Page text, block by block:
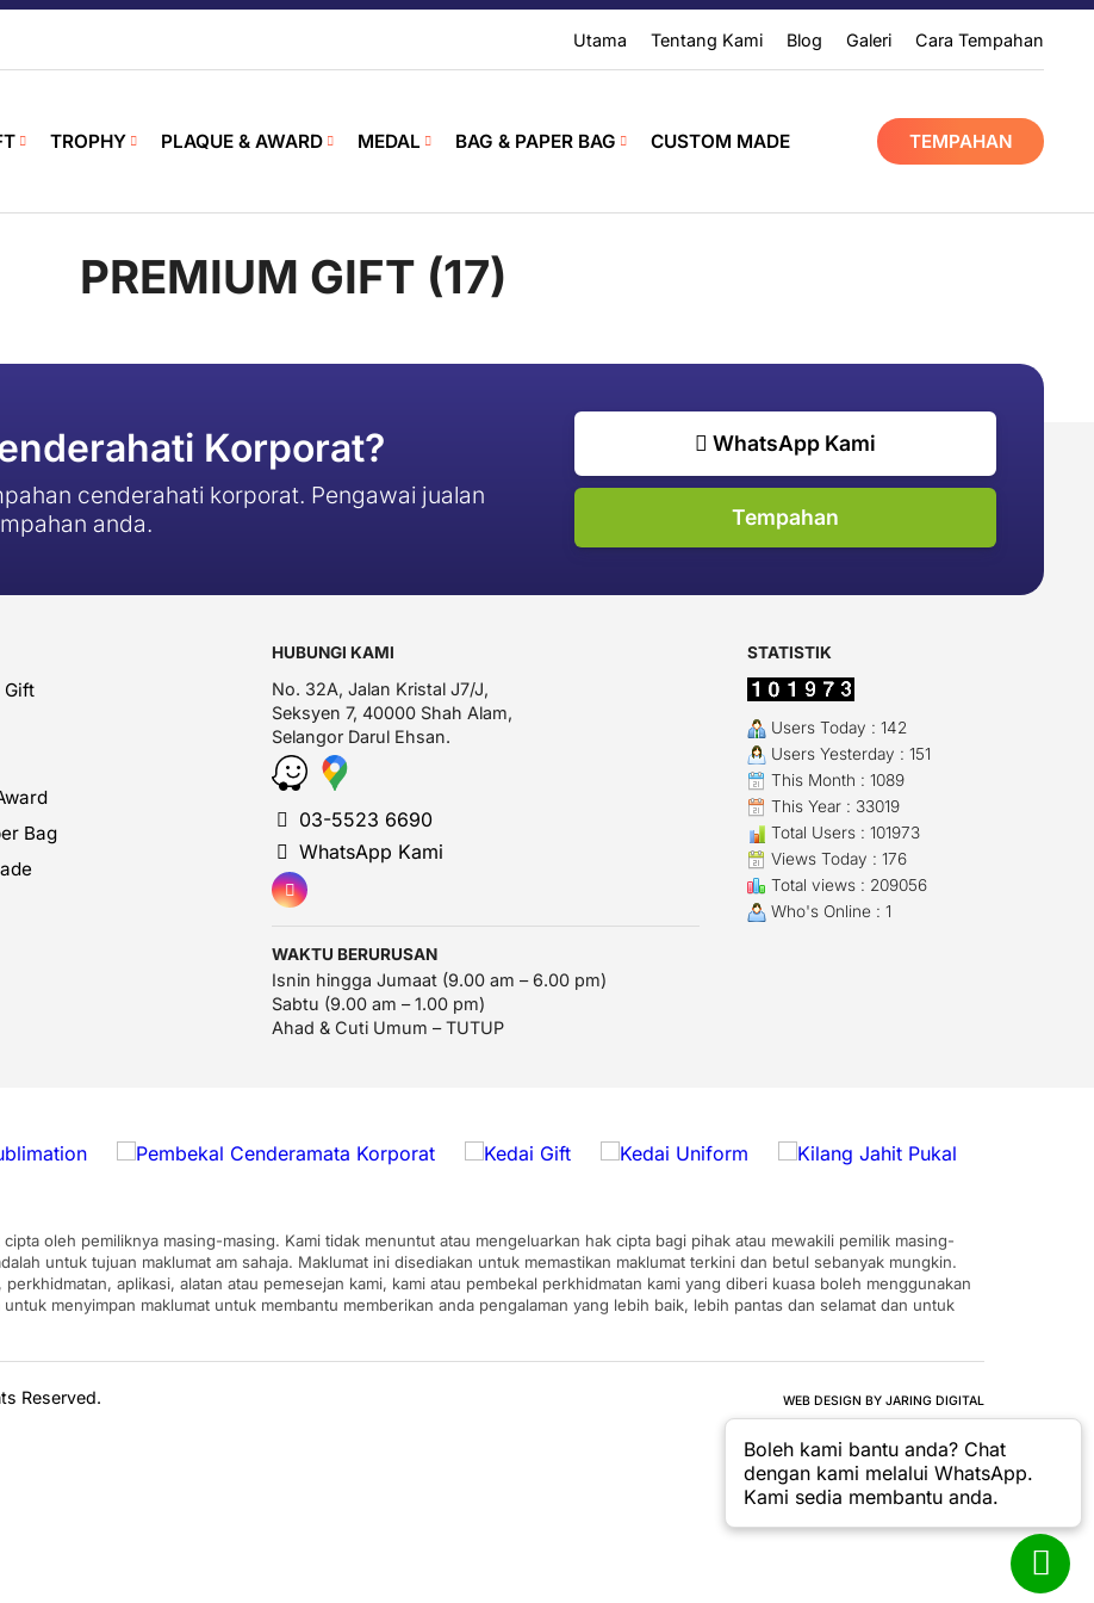
Utama Tentang Kami Blog Galeri Cara Tempahan
TROPHY PLAQUE & AWARD MEDAL BAG & PAPER BAG CUSTOM MADE TEMPAHAN
PREMIUM GIFT (17)
Korporat?
cenderahati korporat. Pengawai jualan
anda.
WhatsApp Kami
Tempahan
Gift
Bag
HUBUNGI KAMI
No. 32A, Jalan Kristal J7/J,
Seksyen 7, 40000 Shah Alam,
Selangor Darul Ehsan.
03-5523 6690
WhatsApp Kami
WAKTU BERURUSAN
Isnin hingga Jumaat (9.00 am – 6.00 pm)
Sabtu (9.00 am – 1.00 pm)
Ahad & Cuti Umum – TUTUP
STATISTIK
Users Today : 142
Users Yesterday : 151
This Month : 1089
This Year : 33019
Total Users : 101973
Views Today : 176
Total views : 209056
Who's Online : 1
oleh pemiliknya masing-masing. Kami tidak menuntut atau mengeluarkan hak cipta bagi pihak atau mewakili pemilik masing-
untuk tujuan maklumat am sahaja. Maklumat ini disediakan untuk memastikan maklumat terkini dan betul sebanyak mungkin.
aplikasi, alatan atau pemesejan kami, kami atau pembekal perkhidmatan kami yang diberi kuasa boleh menggunakan
menyimpan maklumat untuk membantu memberikan anda pengalaman yang lebih baik, lebih pantas dan selamat dan untuk
Reserved.
WEB DESIGN BY JARING DIGITAL
Boleh kami bantu anda? Chat
dengan kami melalui WhatsApp.
Kami sedia membantu anda.